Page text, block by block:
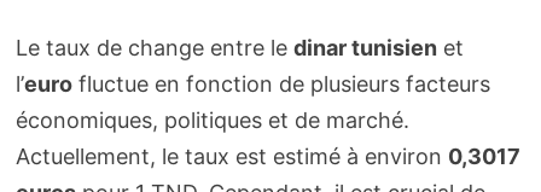
Le taux de change entre le dinar tunisien et
l’eurofluctue en fonction de plusieurs facteurs
économiques, politiques et de marché.
Actuellement, le taux est estimé à environ 0,3017